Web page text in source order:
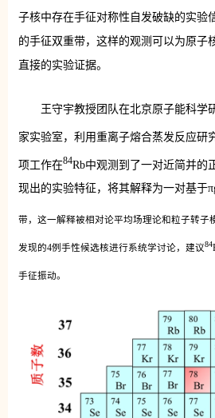
子核中存在手征对称性自发破缺的实验
的手征双重带，这样的观测可以为原子
直接的实验证据。
王守宇教授团队在北京原子能科学
家实验室，利用重离子熔合蒸发反应研
项工作在84Rb中观测到了一对近简并的
现出的实验特征，将其解释为一对基于
带，这一解释被相对论平均场理论和粒子转子
发现的4例手性候选核进行系统学讨论，建议84
手征振动。